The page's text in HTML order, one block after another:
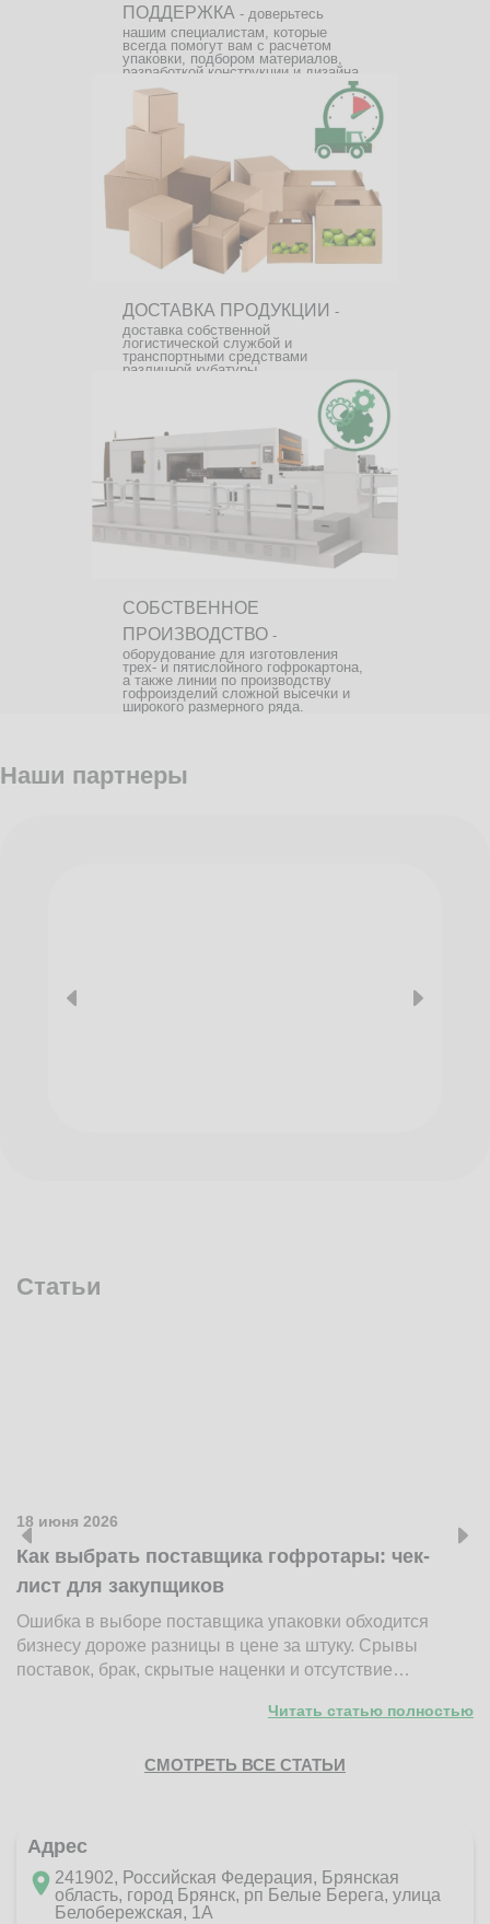
ПОДДЕРЖКА - доверьтесь
нашим специалистам, которые
всегда помогут вам с расчетом
упаковки, подбором материалов,
разработкой конструкции и дизайна.
ДОСТАВКА ПРОДУКЦИИ -
доставка собственной
логистической службой и
транспортными средствами
различной кубатуры.
СОБСТВЕННОЕ
ПРОИЗВОДСТВО -
оборудование для изготовления
трех- и пятислойного гофрокартона,
а также линии по производству
гофроизделий сложной высечки и
широкого размерного ряда.
Наши партнеры
Статьи
18 июня 2026
Как выбрать поставщика гофротары: чек-
лист для закупщиков
Ошибка в выборе поставщика упаковки обходится
бизнесу дороже разницы в цене за штуку. Срывы
поставок, брак, скрытые наценки и отсутствие…
Читать статью полностью
СМОТРЕТЬ ВСЕ СТАТЬИ
Адрес
241902, Российская Федерация, Брянская
область, город Брянск, рп Белые Берега, улица
Белобережская, 1А